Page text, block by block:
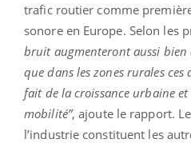
trafic routier comme
sonore en Europe. Selon les
bruit augmenteront aussi bien
que dans les zones rurales
fait de la croissance urbaine
mobilité”, ajoute le rapport.
l’industrie constituent les